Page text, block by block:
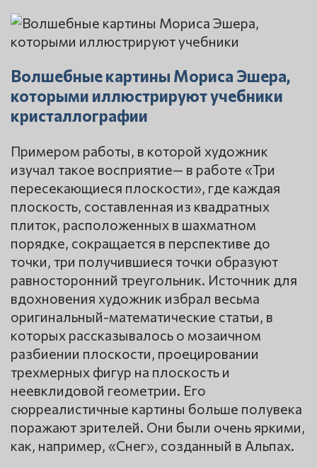
Волшебные картины Мориса Эшера,
которыми иллюстрируют учебники
кристаллографии
Примером работы, в которой художник
изучал такое восприятие— в работе «Три
пересекающиеся плоскости», где каждая
плоскость, составленная из квадратных
плиток, расположенных в шахматном
порядке, сокращается в перспективе до
точки, три получившиеся точки образуют
равносторонний треугольник. Источник для
вдохновения художник избрал весьма
оригинальный-математические статьи, в
которых рассказывалось о мозаичном
разбиении плоскости, проецировании
трехмерных фигур на плоскость и
неевклидовой геометрии. Его
сюрреалистичные картины больше полувека
поражают зрителей. Они были очень яркими,
как, например, «Снег», созданный в Альпах.